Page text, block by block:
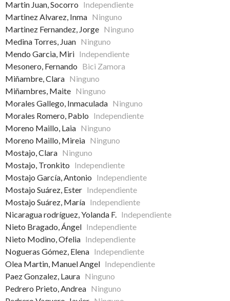
Martin Juan, Socorro Independiente
Martinez Alvarez, Inma Ninguno
Martinez Fernandez, Jorge Ninguno
Medina Torres, Juan Ninguno
Mendo Garcia, Miri Independiente
Mesonero, Fernando Bici Zamora
Miñambre, Clara Ninguno
Miñambres, Maite Ninguno
Morales Gallego, Inmaculada Ninguno
Morales Romero, Pablo Independiente
Moreno Maillo, Laia Ninguno
Moreno Maillo, Mireia Ninguno
Mostajo, Clara Ninguno
Mostajo, Tronkito Independiente
Mostajo García, Antonio Independiente
Mostajo Suárez, Ester Independiente
Mostajo Suárez, María Independiente
Nicaragua rodríguez, Yolanda F. Independiente
Nieto Bragado, Ángel Independiente
Nieto Modino, Ofelia Independiente
Nogueras Gómez, Elena Independiente
Olea Martin, Manuel Angel Independiente
Paez Gonzalez, Laura Ninguno
Pedrero Prieto, Andrea Ninguno